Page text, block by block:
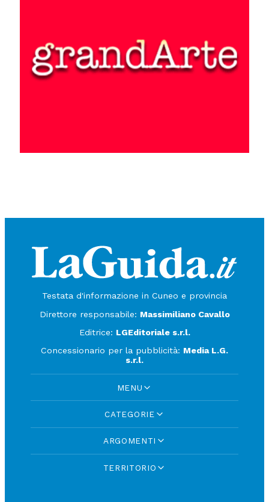
Testata d'informazione in Cuneo e provincia
Direttore responsabile: Massimiliano Cavallo
Editrice: LGEditoriale s.r.l.
Concessionario per la pubblicità: Media L.G.
s.r.l.
MENU
CATEGORIE
ARGOMENTI
TERRITORIO